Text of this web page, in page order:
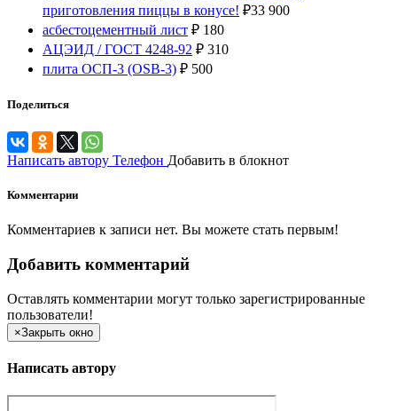
приготовления пиццы в конусе! ₽33 900
асбестоцементный лист ₽ 180
АЦЭИД / ГОСТ 4248-92 ₽ 310
плита ОСП-3 (OSB-3) ₽ 500
Поделиться
Написать автору Телефон Добавить в блокнот
Комментарии
Комментариев к записи нет. Вы можете стать первым!
Добавить комментарий
Оставлять комментарии могут только зарегистрированные
пользователи!
×Закрыть окно
Написать автору